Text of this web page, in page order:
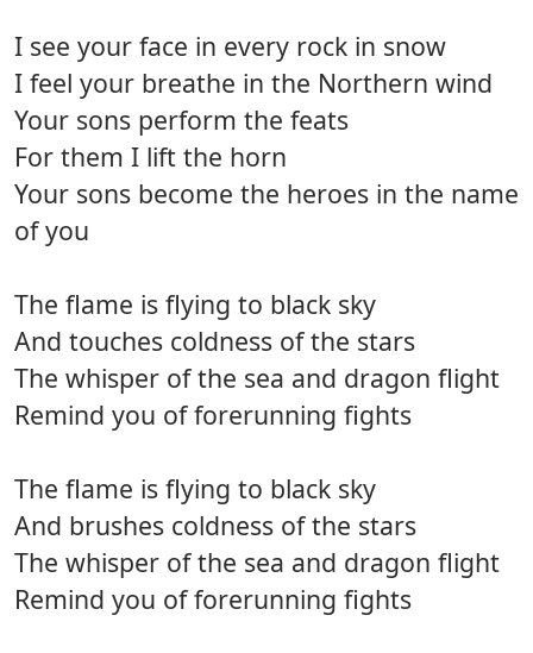
I see your face in every rock in snow
I feel your breathe in the Northern wind
Your sons perform the feats
For them I lift the horn
Your sons become the heroes in the name
of you
The flame is flying to black sky
And touches coldness of the stars
The whisper of the sea and dragon flight
Remind you of forerunning fights
The flame is flying to black sky
And brushes coldness of the stars
The whisper of the sea and dragon flight
Remind you of forerunning fights